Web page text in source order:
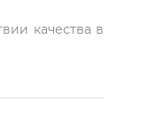
качества в